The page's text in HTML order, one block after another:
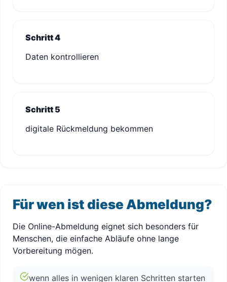
Schritt 4
Daten kontrollieren
Schritt 5
digitale Rückmeldung bekommen
Für wen ist diese Abmeldung?
Die Online-Abmeldung eignet sich besonders für
Menschen, die einfache Abläufe ohne lange
Vorbereitung mögen.
wenn alles in wenigen klaren Schritten starten